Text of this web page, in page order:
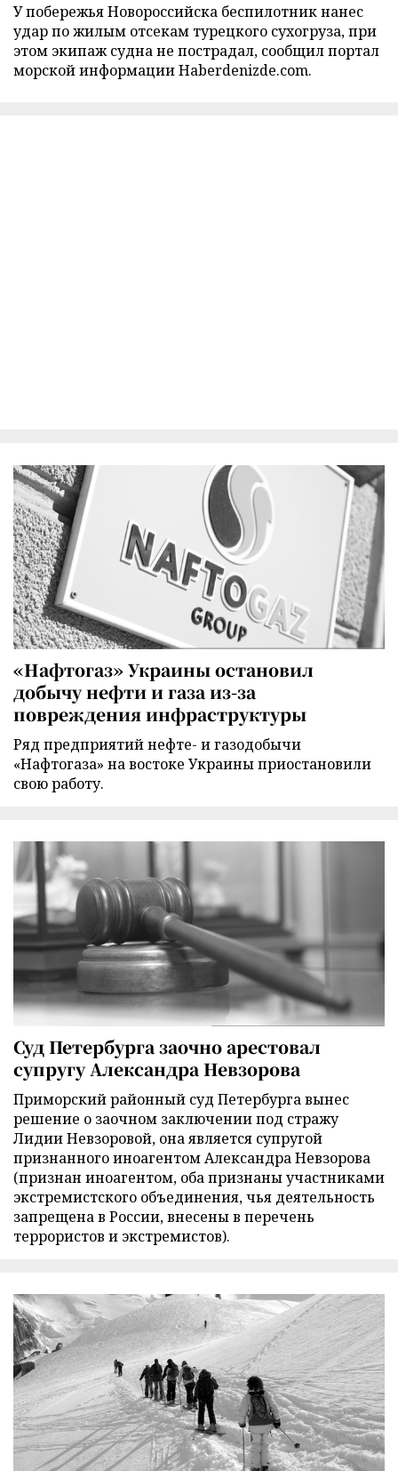
У побережья Новороссийска беспилотник нанес
удар по жилым отсекам турецкого сухогруза, при
этом экипаж судна не пострадал, сообщил портал
морской информации Haberdenizde.com.
«Нафтогаз» Украины остановил
добычу нефти и газа из-за
повреждения инфраструктуры
Ряд предприятий нефте- и газодобычи
«Нафтогаза» на востоке Украины приостановили
свою работу.
Суд Петербурга заочно арестовал
супругу Александра Невзорова
Приморский районный суд Петербурга вынес
решение о заочном заключении под стражу
Лидии Невзоровой, она является супругой
признанного иноагентом Александра Невзорова
(признан иноагентом, оба признаны участниками
экстремистского объединения, чья деятельность
запрещена в России, внесены в перечень
террористов и экстремистов).